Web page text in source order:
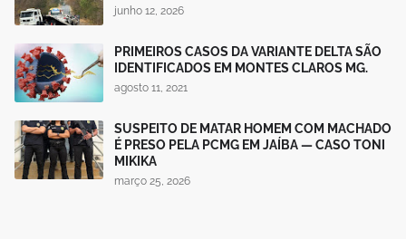
junho 12, 2026
PRIMEIROS CASOS DA VARIANTE DELTA SÃO
IDENTIFICADOS EM MONTES CLAROS MG.
agosto 11, 2021
SUSPEITO DE MATAR HOMEM COM MACHADO
É PRESO PELA PCMG EM JAÍBA — CASO TONI
MIKIKA
março 25, 2026